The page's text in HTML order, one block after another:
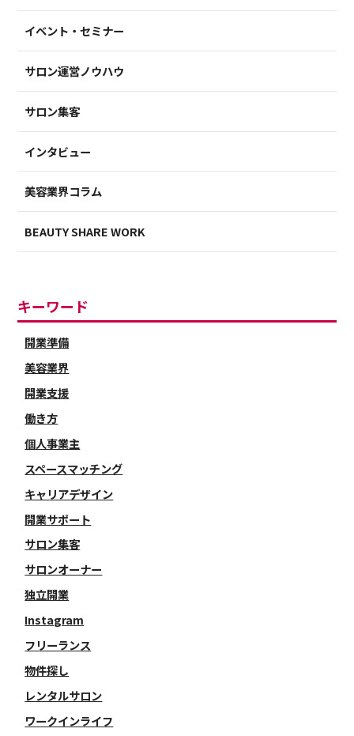
イベント・セミナー
サロン運営ノウハウ
サロン集客
インタビュー
美容業界コラム
BEAUTY SHARE WORK
キーワード
開業準備
美容業界
開業支援
働き方
個人事業主
スペースマッチング
キャリアデザイン
開業サポート
サロン集客
サロンオーナー
独立開業
Instagram
フリーランス
物件探し
レンタルサロン
ワークインライフ